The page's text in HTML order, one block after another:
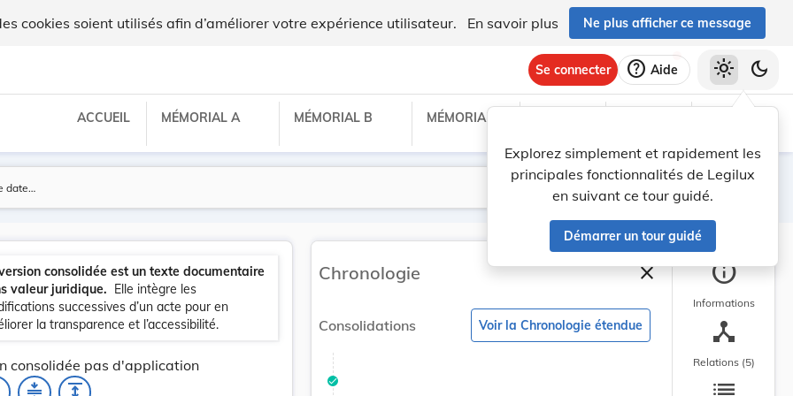
cookies soient utilisés afin d’améliorer votre expérience utilisateur. En savoir plus Ne plus afficher ce message
Se connecter help Aide
Explorez simplement et rapidement les
principales fonctionnalités de Legilux
en suivant ce tour guidé.
Démarrer un tour guidé
light_mode dark_mode
ACCUEIL MÉMORIAL A MÉMORIAL B MÉMORIAL C
Lancer la recherche
Filtres
consolidée est un texte documentaire
valeur juridique. Elle intègre les
successives d’un acte pour en
la transparence et l’accessibilité.
consolidée pas d'application
Chronologie closeFermer la barre
Consolidations Voir la Chronologie étendue
info
Informations
device_hub
Relations (5)